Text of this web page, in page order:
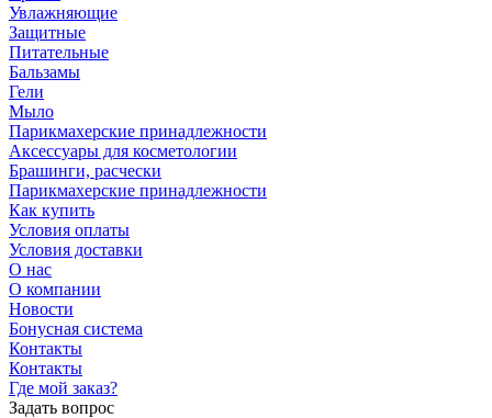
Увлажняющие
Защитные
Питательные
Бальзамы
Гели
Мыло
Парикмахерские принадлежности
Аксессуары для косметологии
Брашинги, расчески
Парикмахерские принадлежности
Как купить
Условия оплаты
Условия доставки
О нас
О компании
Новости
Бонусная система
Контакты
Контакты
Где мой заказ?
Задать вопрос